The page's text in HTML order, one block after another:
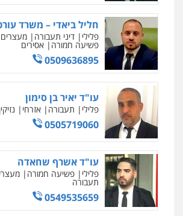
חליל ביאדי – משרד
פלילי דיני תעבורה מעצרים
פשיעה חמורה אסירים
0509636895
עו"ד יאיר בן סימון
פלילי תעבורה אזרחי
0505719060
עו"ד אשרף שחאדה
פלילי פשיעה חמורה
תעבורה
0549535659
שליליים
0522508109
אחסון אתרים
לעורכי דין
0544500346
מאיה בלום, עו"ס,